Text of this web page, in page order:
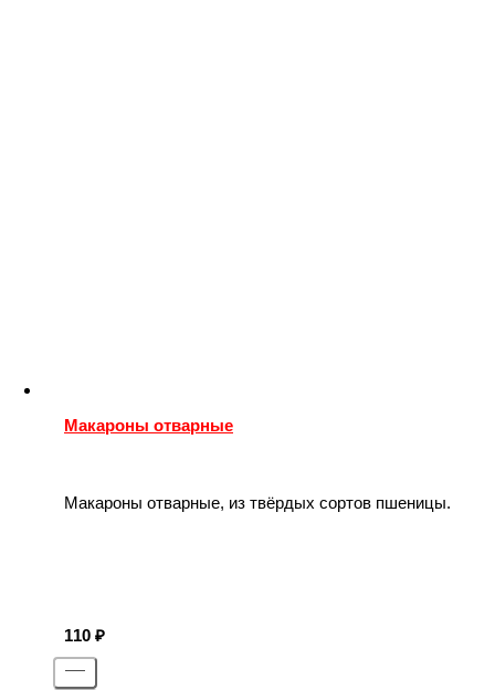
Макароны отварные
Макароны отварные, из твёрдых сортов пшеницы.
110